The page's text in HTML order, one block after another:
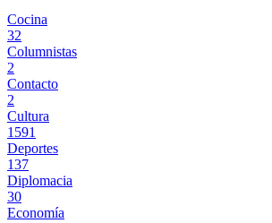
Cocina
32
Columnistas
2
Contacto
2
Cultura
1591
Deportes
137
Diplomacia
30
Economía